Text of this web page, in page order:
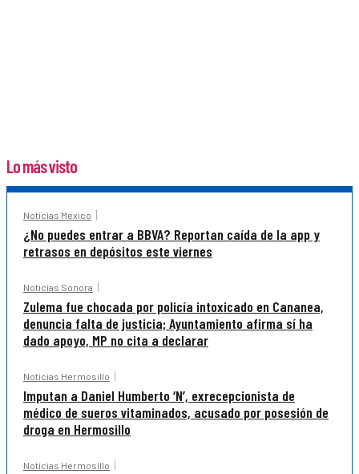
Lo más visto
Noticias México
¿No puedes entrar a BBVA? Reportan caída de la app y
retrasos en depósitos este viernes
Noticias Sonora
Zulema fue chocada por policía intoxicado en Cananea,
denuncia falta de justicia; Ayuntamiento afirma sí ha
dado apoyo, MP no cita a declarar
Noticias Hermosillo
Imputan a Daniel Humberto ‘N’, exrecepcionista de
médico de sueros vitaminados, acusado por posesión de
droga en Hermosillo
Noticias Hermosillo